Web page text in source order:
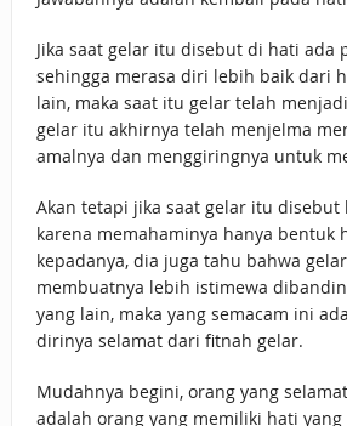
Jika saat gelar itu disebut di hati ada
sehingga merasa diri lebih baik dari
lain, maka saat itu gelar telah
gelar itu akhirnya telah menjelma
amalnya dan menggiringnya untuk
Akan tetapi jika saat gelar itu disebut
karena memahaminya hanya bentuk
kepadanya, dia juga tahu bahwa
membuatnya lebih istimewa
yang lain, maka yang semacam ini
dirinya selamat dari fitnah gelar.
Mudahnya begini, orang yang
adalah orang yang memiliki hati yang